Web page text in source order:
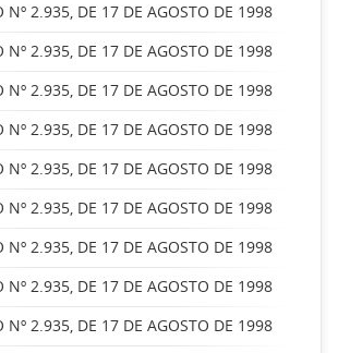
Nº 2.935, DE 17 DE AGOSTO DE 1998
Nº 2.935, DE 17 DE AGOSTO DE 1998
Nº 2.935, DE 17 DE AGOSTO DE 1998
Nº 2.935, DE 17 DE AGOSTO DE 1998
Nº 2.935, DE 17 DE AGOSTO DE 1998
Nº 2.935, DE 17 DE AGOSTO DE 1998
Nº 2.935, DE 17 DE AGOSTO DE 1998
Nº 2.935, DE 17 DE AGOSTO DE 1998
Nº 2.935, DE 17 DE AGOSTO DE 1998